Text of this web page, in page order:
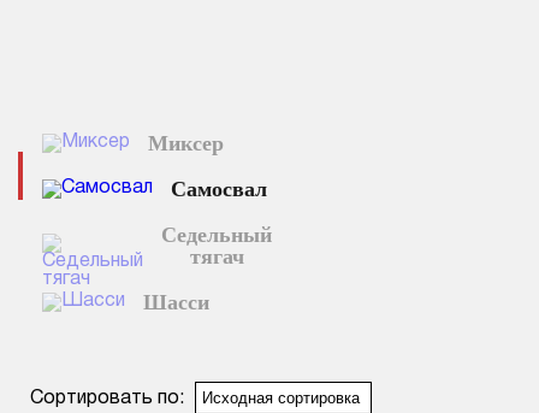
Назначение: для перевозки сыпучих грузов; для перевозки
для установки на грузовую платформу различного
оборудования для коммунального и сельского хозяйства.
Миксер
Самосвал
Седельный
тягач
Шасси
Сортировать по: